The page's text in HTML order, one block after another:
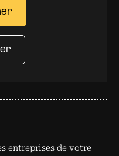
entreprises de votre